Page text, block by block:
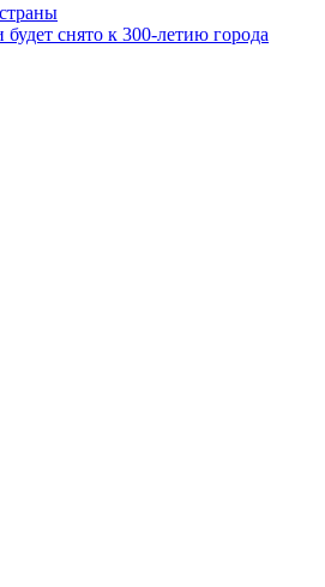
снято к 300-летию города